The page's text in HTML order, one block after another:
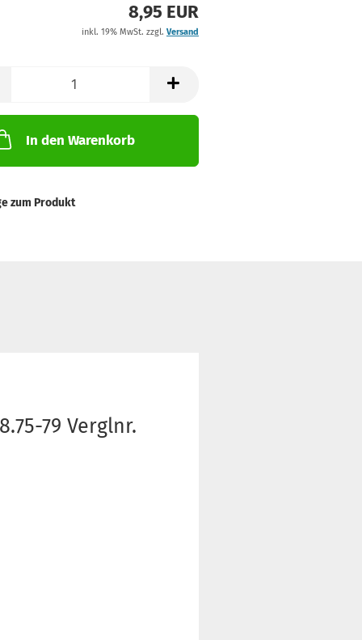
8,95 EUR
inkl. 19% MwSt. zzgl. Versand
In den Warenkorb
zum Produkt
79 Verglnr.